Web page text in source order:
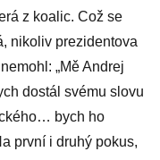
z koalic. Což se
nikoliv prezidentova
„Mě Andrej
dostál svému slovu
bych ho
první i druhý pokus,